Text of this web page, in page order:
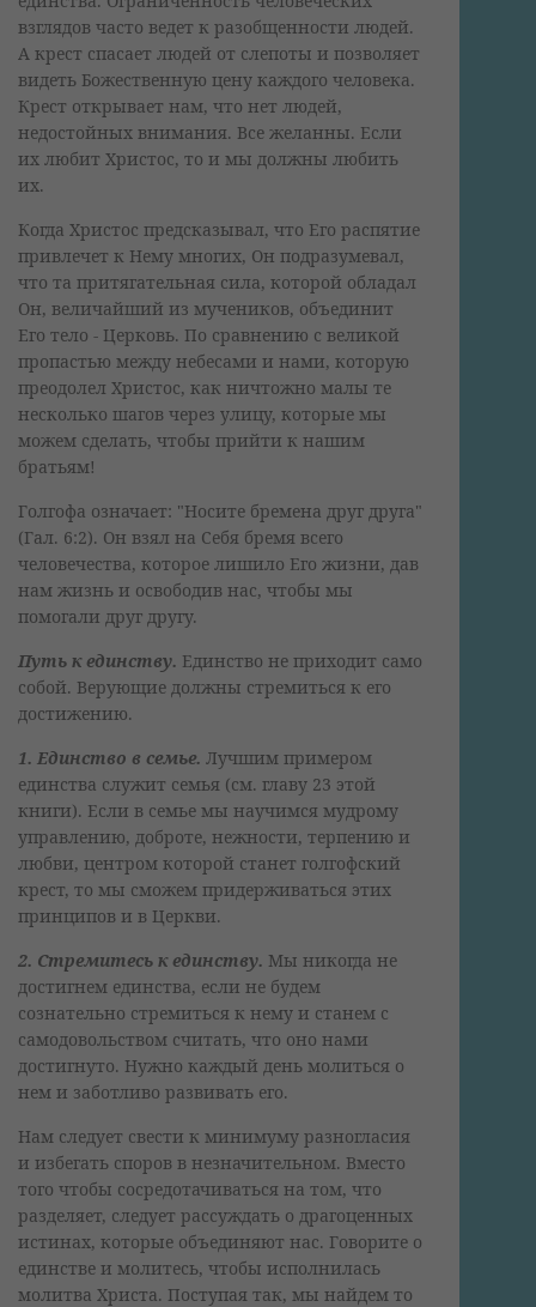
взглядов часто ведет к разобщенности людей.
А крест спасает людей от слепоты и позволяет
видеть Божественную цену каждого человека.
Крест открывает нам, что нет людей,
недостойных внимания. Все желанны. Если
их любит Христос, то и мы должны любить
их.
Когда Христос предсказывал, что Его распятие
привлечет к Нему многих, Он подразумевал,
что та притягательная сила, которой обладал
Он, величайший из мучеников, объединит
Его тело - Церковь. По сравнению с великой
пропастью между небесами и нами, которую
преодолел Христос, как ничтожно малы те
несколько шагов через улицу, которые мы
можем сделать, чтобы прийти к нашим
братьям!
Голгофа означает: "Носите бремена друг друга"
(Гал. 6:2). Он взял на Себя бремя всего
человечества, которое лишило Его жизни, дав
нам жизнь и освободив нас, чтобы мы
помогали друг другу.
Путь к единству. Единство не приходит само
собой. Верующие должны стремиться к его
достижению.
1. Единство в семье. Лучшим примером
единства служит семья (см. главу 23 этой
книги). Если в семье мы научимся мудрому
управлению, доброте, нежности, терпению и
любви, центром которой станет голгофский
крест, то мы сможем придерживаться этих
принципов и в Церкви.
2. Стремитесь к единству. Мы никогда не
достигнем единства, если не будем
сознательно стремиться к нему и станем с
самодовольством считать, что оно нами
достигнуто. Нужно каждый день молиться о
нем и заботливо развивать его.
Нам следует свести к минимуму разногласия
и избегать споров в незначительном. Вместо
того чтобы сосредотачиваться на том, что
разделяет, следует рассуждать о драгоценных
истинах, которые объединяют нас. Говорите о
единстве и молитесь, чтобы исполнилась
молитва Христа. Поступая так, мы найдем то